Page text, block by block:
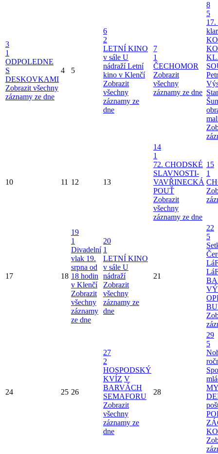
3
1
ODPOLEDNE
S
DESKOVKAMI
Zobrazit všechny
záznamy ze dne
4 5
6
2
LETNÍ KINO
v sále U
nádražíLetní
kino v Klenčí
Zobrazit
všechny
záznamy ze
dne
7
1
ČECHOMOR
Zobrazit
všechny
záznamy ze dne
8
5
10 11 12 13
14
1
72. CHODSKÉ
SLAVNOSTI-
VAVŘINECKÁ
POUŤ
Zobrazit
všechny
záznamy ze dne
15
1
17 18
19
1
Divadelní
vlak 19.
srpna od
18 hodin
v Klenčí
Zobrazit
všechny
záznamy
ze dne
20
1
LETNÍ KINO
v sále U
nádraží
Zobrazit
všechny
záznamy ze
dne
21
22
5
24 25 26
27
2
HOSPODSKÝ
KVÍZ V
BARVÁCH
SEMAFORU
Zobrazit
všechny
záznamy ze
dne
28
29
5